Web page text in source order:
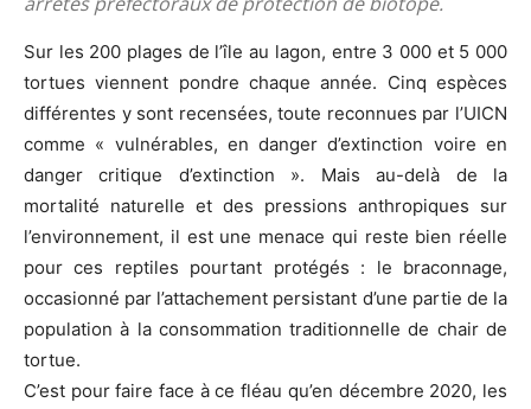
Sur les 200 plages de l’île au lagon, entre 3 000 et 5 000
tortues viennent pondre chaque année. Cinq espèces
différentes y sont recensées, toute reconnues par l’UICN
comme « vulnérables, en danger d’extinction voire en
danger critique d’extinction ». Mais au-delà de la
mortalité naturelle et des pressions anthropiques sur
l’environnement, il est une menace qui reste bien réelle
pour ces reptiles pourtant protégés : le braconnage,
occasionné par l’attachement persistant d’une partie de la
population à la consommation traditionnelle de chair de
tortue.
C’est pour faire face à ce fléau qu’en décembre 2020, les